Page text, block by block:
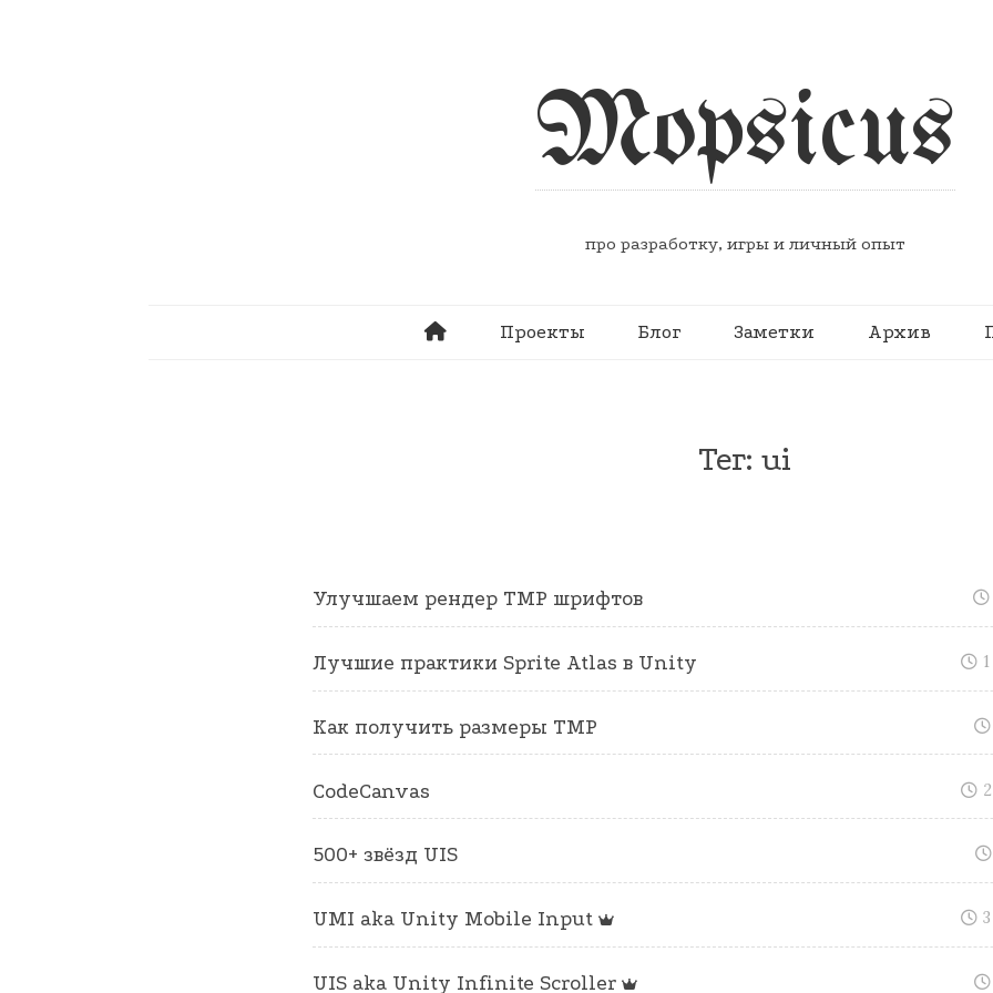
Mopsicus
про разработку, игры и личный опыт
Проекты Блог Заметки Архив
Тег: ui
Улучшаем рендер TMP шрифтов
Лучшие практики Sprite Atlas в Unity
Как получить размеры TMP
CodeCanvas
500+ звёзд UIS
UMI aka Unity Mobile Input
UIS aka Unity Infinite Scroller